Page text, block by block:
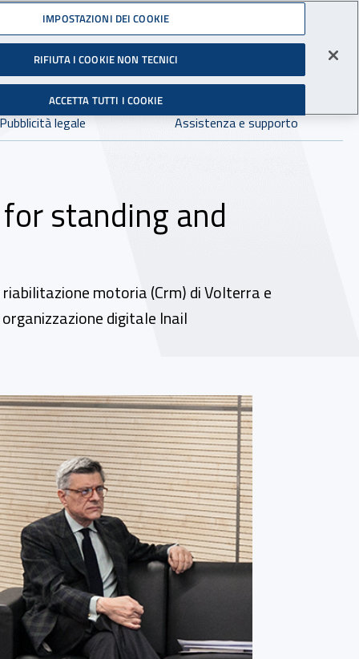
Infortuni sul Lavoro
Facebook - Sito esterno - Apertura in nuova finestra
X - Sito esterno - Apertura in nuova finestra
Instagram - Sito esterno - Apertura in
Linkedin - Sito esterno -
Youtube - Sito esterno -
Tiktok - SitoSpreaker -
Dove cercare:
in:tutto INAIL.it
Pubblicità legale Assistenza e supporto
standing and
motoria (Crm) di Volterra e
digitale Inail
IMPOSTAZIONI DEI COOKIE
RIFIUTA I COOKIE NON TECNICI
ACCETTA TUTTI I COOKIE